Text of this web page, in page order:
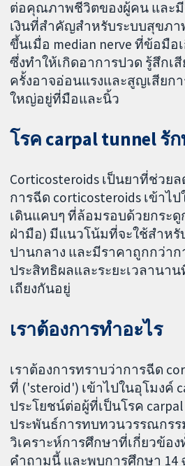
ต่อคุณภาพชีวิตของผู้คน และมี
เงินที่สำคัญสำหรับระบบสุขภา
ขึ้นเมื่อ median nerve ที่ข้อมือ
ซึ่งทำให้เกิดอาการปวด รู้สึกเ
ครั้งอาจอ่อนแรงและสูญเสียก
ใหญ่อยู่ที่มือและนิ้ว
โรค carpal tunnel รั
Corticosteroids เป็นยาที่ช่วย
การฉีด corticosteroids เข้าไ
เดินแคบๆ ที่ล้อมรอบด้วยกระ
ฝ่ามือ) มีแนวโน้มที่จะใช้สำหรั
ปานกลาง และมีราคาถูกกว่า
ประสิทธิผลและระยะเวลานา
เถียงกันอยู่
เราต้องการทำอะไร
เราต้องการทราบว่าการฉีด
ที่ ('steroid') เข้าไปในอุโมงค์
ประโยชน์ต่อผู้ที่เป็นโรค
ประพันธ์การทบทวนวรรณกรร
วิเคราะห์การศึกษาที่เกี่ยวข้อ
คำถามนี้ และพบการศึกษา 14